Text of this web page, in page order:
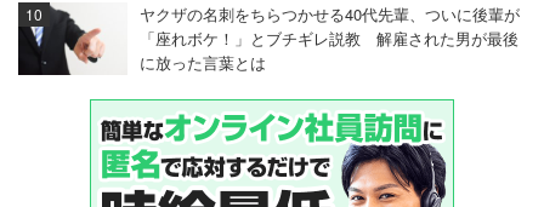
ヤクザの名刺をちらつかせる40代先輩、ついに後輩が
「座れボケ！」とブチギレ説教 解雇された男が最後
に放った言葉とは